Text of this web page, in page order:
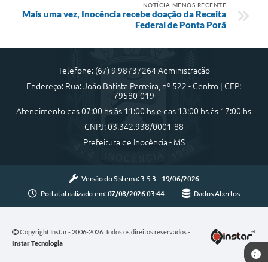
NOTÍCIA MENOS RECENTE
Mais uma vez, Inocência recebe doação da Receita
Federal de Ponta Porã
Telefone: (67) 9 98737264 Administração
Endereço: Rua: João Batista Parreira, nº 522 - Centro | CEP:
79580-019
Atendimento das 07:00 hs às 11:00 hs e das 13:00 hs às 17:00 hs
CNPJ: 03.342.938/0001-88
Prefeitura de Inocência - MS
Versão do Sistema: 3.5.3 - 19/06/2026
Portal atualizado em: 07/08/2026 03:44 Dados Abertos
Copyright Instar - 2006-2026. Todos os direitos reservados -
Instar Tecnologia